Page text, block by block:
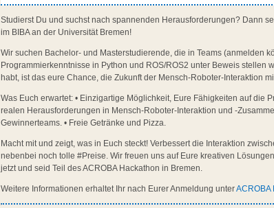
Studierst Du und suchst nach spannenden Herausforderungen? Dann
im BIBA an der Universität Bremen!
Wir suchen Bachelor- und Masterstudierende, die in Teams (anmelden
Programmierkenntnisse in Python und ROS/ROS2 unter Beweis stellen
habt, ist das eure Chance, die Zukunft der Mensch-Roboter-Interaktion
Was Euch erwartet: • Einzigartige Möglichkeit, Eure Fähigkeiten auf die
realen Herausforderungen in Mensch-Roboter-Interaktion und -
Gewinnerteams. • Freie Getränke und Pizza.
Macht mit und zeigt, was in Euch steckt! Verbessert die Interaktion
nebenbei noch tolle #Preise. Wir freuen uns auf Eure kreativen
jetzt und seid Teil des ACROBA Hackathon in Bremen.
Weitere Informationen erhaltet Ihr nach Eurer Anmeldung unterACROBA